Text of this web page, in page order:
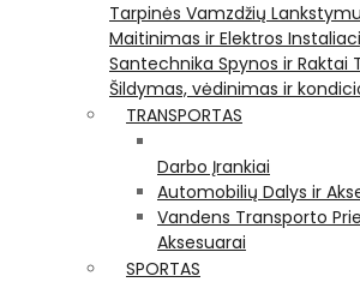
Tarpinės Vamzdžių
Maitinimas ir Elektros
Santechnika Spynos ir Raktai
Šildymas, vėdinimas ir
TRANSPORTAS
Darbo Įrankiai
Automobilių Dalys ir
Vandens Transporto
Aksesuarai
SPORTAS